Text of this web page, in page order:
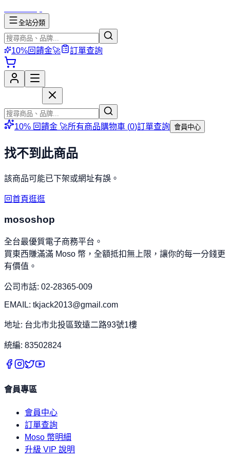
全站分類
10%回饋金🚀 訂單查詢
10% 回饋金 🚀所有商品購物車 (0)訂單查詢 會員中心
找不到此商品
該商品可能已下架或網址有誤。
回首頁逛逛
mososhop
全台最優質電子商務平台。
買東西賺滿滿 Moso 幣，全額抵扣無上限，讓你的每一分錢更
有價值。
公司市話: 02-28365-009
EMAIL: tkjack2013@gmail.com
地址: 台北市北投區致遠二路93號1樓
統編: 83502824
會員專區
會員中心
訂單查詢
Moso 幣明細
升級 VIP 說明